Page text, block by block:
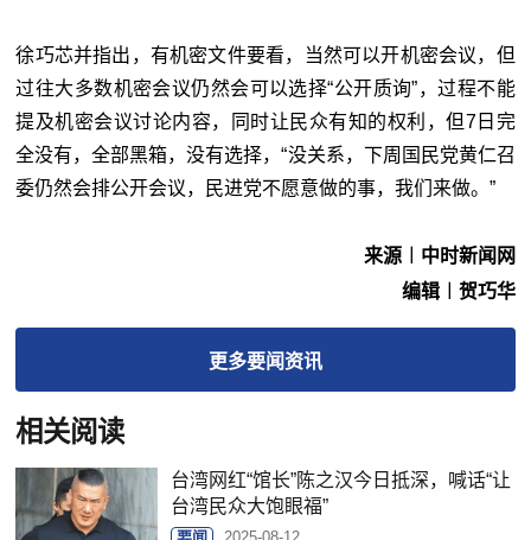
徐巧芯并指出，有机密文件要看，当然可以开机密会议，但
过往大多数机密会议仍然会可以选择“公开质询”，过程不能
提及机密会议讨论内容，同时让民众有知的权利，但7日完
全没有，全部黑箱，没有选择，“没关系，下周国民党黄仁召
委仍然会排公开会议，民进党不愿意做的事，我们来做。”
来源︱中时新闻网
编辑︱贺巧华
更多要闻资讯
相关阅读
台湾网红“馆长”陈之汉今日抵深，喊话“让
台湾民众大饱眼福”